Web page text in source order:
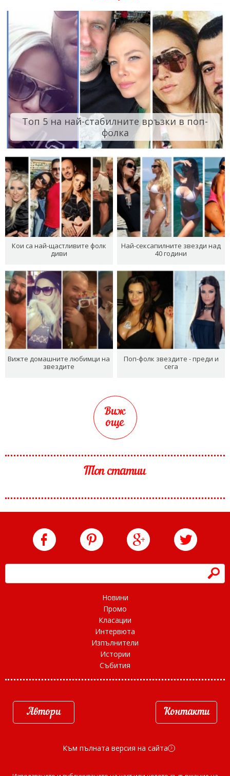
Топ 5 на най-стабилните връзки в поп-
фолка
Кои са най-щастливите фолк
диви
Най-сексапилните звезди над
40 години
Вижте домашните любимци на
звездите
Поп-фолк звездите - преди и
сега
Виж
още
Топ статии
h
Новини
Промо
Класации
Интервюта
Изпълнители
Истории
Събития
Автори Контакти
Към пълната версия на сайта d